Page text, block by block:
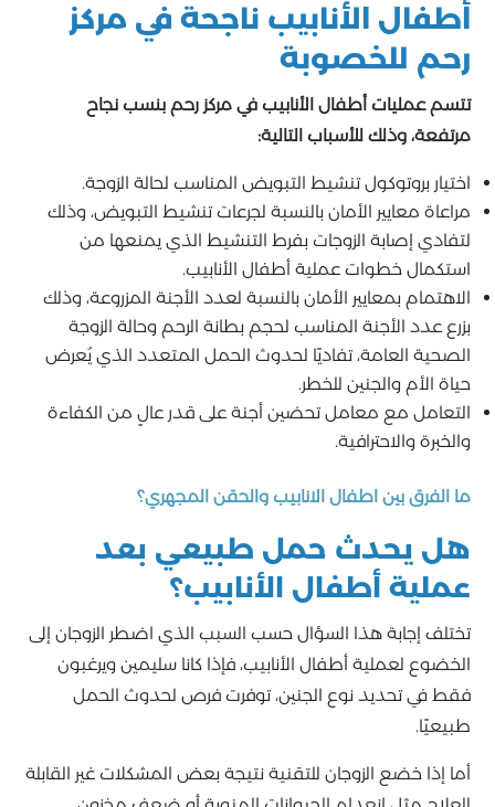
أطفال الأنابيب ناجحة في مركز
رحم للخصوبة
تتسم عمليات أطفال الأنابيب في مركز رحم بنسب نجاح
مرتفعة، وذلك للأسباب التالية:
اختيار بروتوكول تنشيط التبويض المناسب لحالة الزوجة.
مراعاة معايير الأمان بالنسبة لجرعات تنشيط التبويض، وذلك
لتفادي إصابة الزوجات بفرط التنشيط الذي يمنعها من
استكمال خطوات عملية أطفال الأنابيب.
الاهتمام بمعايير الأمان بالنسبة لعدد الأجنة المزروعة، وذلك
بزرع عدد الأجنة المناسب لحجم بطانة الرحم وحالة الزوجة
الصحية العامة، تفاديًا لحدوث الحمل المتعدد الذي يُعرض
حياة الأم والجنين للخطر.
التعامل مع معامل تحضين أجنة على قدر عالٍ من الكفاءة
والخبرة والاحترافية.
ما الفرق بين اطفال الانابيب والحقن المجهري؟
هل يحدث حمل طبيعي بعد
عملية أطفال الأنابيب؟
تختلف إجابة هذا السؤال حسب السبب الذي اضطر الزوجان إلى
الخضوع لعملية أطفال الأنابيب، فإذا كانا سليمين ويرغبون
فقط في تحديد نوع الجنين، توفرت فرص لحدوث الحمل
طبيعيًا.
أما إذا خضع الزوجان للتقنية نتيجة بعض المشكلات غير القابلة